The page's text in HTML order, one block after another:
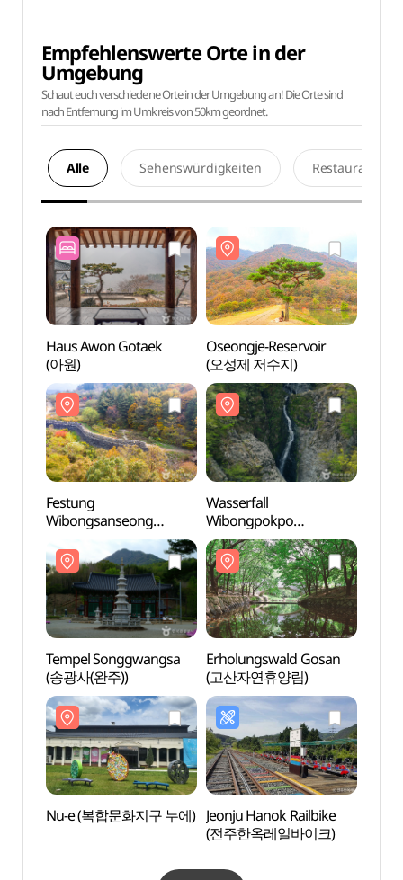
Empfehlenswerte Orte in der
Umgebung
Schaut euch verschiedene Orte in der Umgebung an! Die Orte sind
nach Entfernung im Umkreis von 50km geordnet.
Alle Sehenswürdigkeiten Restaurants
Haus Awon Gotaek
(아원)
Oseongje-Reservoir
(오성제 저수지)
Festung
Wibongsanseong
Wasserfall
Wibongpokpo
(위봉폭포)
Tempel Songgwangsa
(송광사(완주))
Erholungswald Gosan
(고산자연휴양림)
Nu-e (복합문화지구 누에) Jeonju Hanok Railbike
(전주한옥레일바이크)